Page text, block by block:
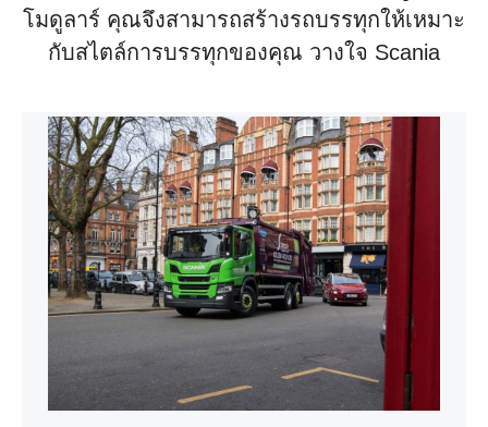
โมดูลาร์ คุณจึงสามารถสร้างรถบรรทุกให้เหมาะ
กับสไตล์การบรรทุกของคุณ วางใจ Scania